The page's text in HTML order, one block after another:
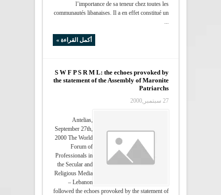
l’importance de sa teneur chez toutes les
communautés libanaises. Il a en effet constitué un
...
أكمل القراءة »
S W F P S R M L: the echoes provoked by
the statement of the Assembly of Maronite
Patriarchs
27 سبتمبر,2000
Antelias,
September 27th,
2000 The World
Forum of
Professionals in
the Secular and
Religious Media
– Lebanon
followed the echoes provoked by the statement of